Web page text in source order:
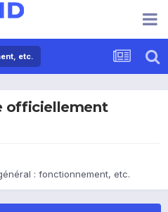
etc.
officiellement
: fonctionnement, etc.